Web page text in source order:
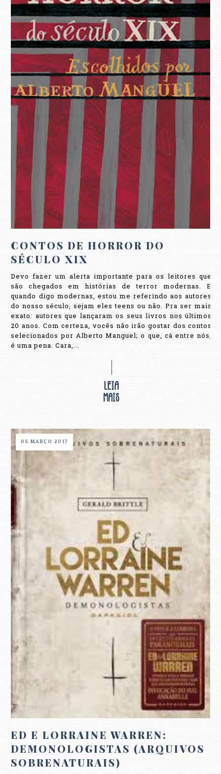
CONTOS DE HORROR DO
SÉCULO XIX
Devo fazer um alerta importante para os leitores que
são chegados em histórias de terror modernas. E
quando digo modernas, estou me referindo aos autores
do nosso século, sejam eles teens ou não. Pra ser mais
exato: autores que lançaram os seus livros nos últimos
20 anos. Com certeza, vocês não irão gostar dos contos
selecionados por Alberto Manguel; o que, cá entre nós,
é uma pena. Cara,...
05 MARÇO 2017
ED E LORRAINE WARREN:
DEMONOLOGISTAS (ARQUIVOS
SOBRENATURAIS)